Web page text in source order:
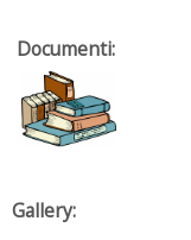
Documenti:
Gallery: